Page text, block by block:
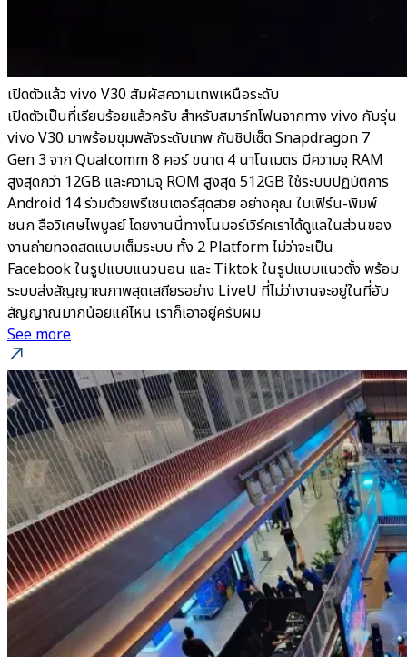
เปิดตัวแล้ว vivo V30 สัมผัสความเทพเหนือระดับ
เปิดตัวเป็นที่เรียบร้อยแล้วครับ สำหรับสมาร์ทโฟนจากทาง vivo กับรุ่น
vivo V30 มาพร้อมขุมพลังระดับเทพ กับชิปเซ็ต Snapdragon 7
Gen 3 จาก Qualcomm 8 คอร์ ขนาด 4 นาโนเมตร มีความจุ RAM
สูงสุดกว่า 12GB และความจุ ROM สูงสุด 512GB ใช้ระบบปฏิบัติการ
Android 14 ร่วมด้วยพรีเซนเตอร์สุดสวย อย่างคุณ ใบเฟิร์น-พิมพ์
ชนก ลือวิเศษไพบูลย์ โดยงานนี้ทางโนมอร์เวิร์คเราได้ดูแลในส่วนของ
งานถ่ายทอดสดแบบเต็มระบบ ทั้ง 2 Platform ไม่ว่าจะเป็น
Facebook ในรูปแบบแนวนอน และ Tiktok ในรูปแบบแนวตั้ง พร้อม
ระบบส่งสัญญาณภาพสุดเสถียรอย่าง LiveU ที่ไม่ว่างานจะอยู่ในที่อับ
สัญญาณมากน้อยแค่ไหน เราก็เอาอยู่ครับผม
See more